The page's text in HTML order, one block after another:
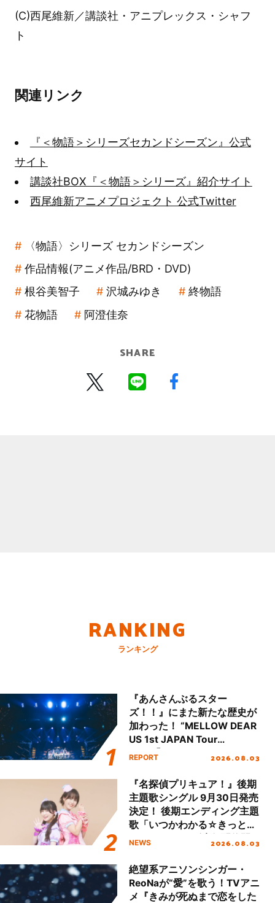
(C)西尾維新／講談社・アニプレックス・シャフ
ト
関連リンク
『＜物語＞シリーズセカンドシーズン』公式
サイト
講談社BOX『＜物語＞シリーズ』紹介サイト
西尾維新アニメプロジェクト 公式Twitter
〈物語〉シリーズ セカンドシーズン
作品情報(アニメ作品/BRD・DVD)
根谷美智子
沢城みゆき
終物語
花物語
阿澄佳奈
SHARE
RANKING
ランキング
『あんさんぶるスター
ズ！！』にまた新たな歴史が
加わった！ “MELLOW DEAR
US 1st JAPAN Tour
Final「NICE to meet YOU
ート!!
REPORT 2026.08.03
『名探偵プリキュア！』後期
主題歌シングル 9月30日発売
決定！ 後期エンディング主題
歌「いつかわかる☆きっとあ
える」TVサイズ先行配信開
NEWS 2026.08.03
絶望系アニソンシンガー・
ReoNaが“愛”を歌う！TVアニ
メ『きみが死ぬまで恋をした